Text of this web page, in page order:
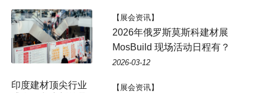
【展会资讯】
2026年俄罗斯莫斯科建材展
MosBuild 现场活动日程有？
2026-03-12
【展会资讯】